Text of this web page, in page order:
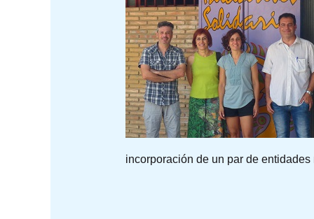
incorporación de un par de